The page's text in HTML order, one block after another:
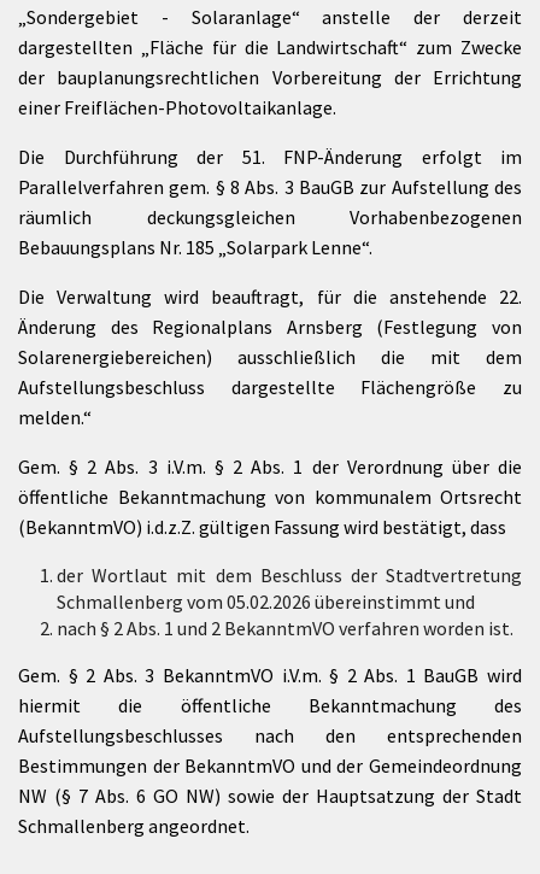
„Sondergebiet - Solaranlage“ anstelle der derzeit
dargestellten „Fläche für die Landwirtschaft“ zum Zwecke
der bauplanungsrechtlichen Vorbereitung der Errichtung
einer Freiflächen-Photovoltaikanlage.
Die Durchführung der 51. FNP-Änderung erfolgt im
Parallelverfahren gem. § 8 Abs. 3 BauGB zur Aufstellung des
räumlich deckungsgleichen Vorhabenbezogenen
Bebauungsplans Nr. 185 „Solarpark Lenne“.
Die Verwaltung wird beauftragt, für die anstehende 22.
Änderung des Regionalplans Arnsberg (Festlegung von
Solarenergiebereichen) ausschließlich die mit dem
Aufstellungsbeschluss dargestellte Flächengröße zu
melden.“
Gem. § 2 Abs. 3 i.V.m. § 2 Abs. 1 der Verordnung über die
öffentliche Bekanntmachung von kommunalem Ortsrecht
(BekanntmVO) i.d.z.Z. gültigen Fassung wird bestätigt, dass
der Wortlaut mit dem Beschluss der Stadtvertretung
Schmallenberg vom 05.02.2026 übereinstimmt und
nach § 2 Abs. 1 und 2 BekanntmVO verfahren worden ist.
Gem. § 2 Abs. 3 BekanntmVO i.V.m. § 2 Abs. 1 BauGB wird
hiermit die öffentliche Bekanntmachung des
Aufstellungsbeschlusses nach den entsprechenden
Bestimmungen der BekanntmVO und der Gemeindeordnung
NW (§ 7 Abs. 6 GO NW) sowie der Hauptsatzung der Stadt
Schmallenberg angeordnet.